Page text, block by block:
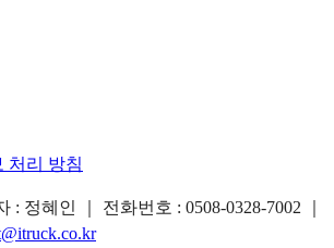
처리 방침
: 정혜인 ｜ 전화번호 : 0508-0328-7002